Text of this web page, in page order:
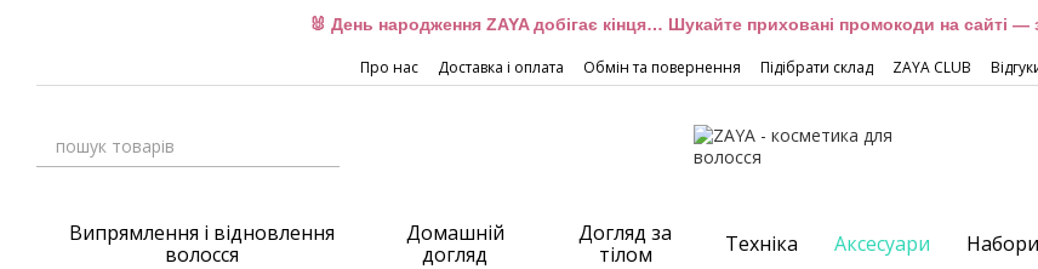
🐰 День народження ZAYA добігає кінця… Шукайте приховані промокоди на сайті —
Про нас Доставка і оплата Обмін та повернення Підібрати склад ZAYA CLUB
Випрямлення і відновлення
волосся
Домашній
догляд
Догляд за
тілом
Техніка Аксесуари Набори